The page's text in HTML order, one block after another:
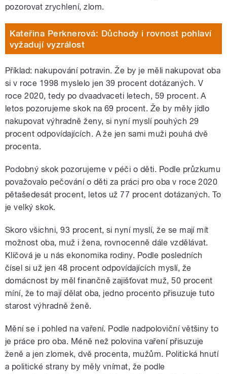
pozorovat zrychlení, zlom.
Kateřina Perknerová: Důchody i rovnost pohlaví
vyžadují vyzrálost
Příklad: nakupování potravin. Že by je měli nakupovat oba
si v roce 1998 myslelo jen 39 procent dotázaných. V
roce 2020, tedy po dvaadvaceti letech, 59 procent. A
letos pozorujeme skok na 69 procent. Že by měly jídlo
nakupovat výhradně ženy, si nyní myslí pouhých 29
procent odpovídajících. A že jen sami muži pouhá dvě
procenta.
Podobný skok pozorujeme v péči o děti. Podle průzkumu
považovalo pečování o děti za práci pro oba v roce 2020
pětašedesát procent, letos už 77 procent dotázaných. To
je velký skok.
Skoro všichni, 93 procent, si nyní myslí, že se mají mít
možnost oba, muž i žena, rovnocenně dále vzdělávat.
Klíčová je u nás ekonomika rodiny. Podle posledních
čísel si už jen 48 procent odpovídajících myslí, že
domácnost by měl finančně zajišťovat muž, 50 procent
míní, že to mají dělat oba, jedno procento přisuzuje tuto
starost výhradně ženě.
Mění se i pohled na vaření. Podle nadpoloviční většiny to
je práce pro oba. Méně než polovina vaření přisuzuje
ženě a jen zlomek, dvě procenta, mužům. Politická hnutí
a politické strany by měly vnímat, že podle